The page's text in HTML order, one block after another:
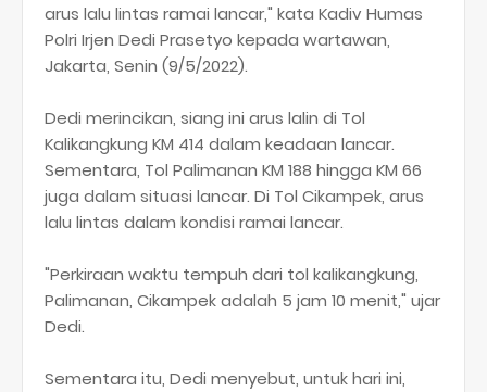
arus lalu lintas ramai lancar," kata Kadiv Humas
Polri Irjen Dedi Prasetyo kepada wartawan,
Jakarta, Senin (9/5/2022).
Dedi merincikan, siang ini arus lalin di Tol
Kalikangkung KM 414 dalam keadaan lancar.
Sementara, Tol Palimanan KM 188 hingga KM 66
juga dalam situasi lancar. Di Tol Cikampek, arus
lalu lintas dalam kondisi ramai lancar.
"Perkiraan waktu tempuh dari tol kalikangkung,
Palimanan, Cikampek adalah 5 jam 10 menit," ujar
Dedi.
Sementara itu, Dedi menyebut, untuk hari ini,